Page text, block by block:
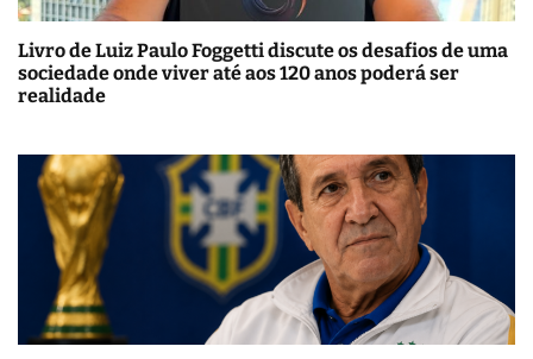
Livro de Luiz Paulo Foggetti discute os desafios de uma
sociedade onde viver até aos 120 anos poderá ser
realidade